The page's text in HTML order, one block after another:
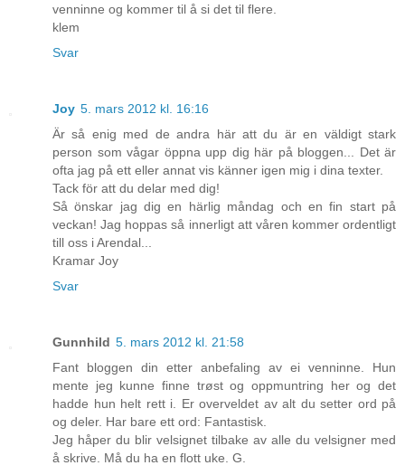
venninne og kommer til å si det til flere.
klem
Svar
Joy 5. mars 2012 kl. 16:16
Är så enig med de andra här att du är en väldigt stark
person som vågar öppna upp dig här på bloggen... Det är
ofta jag på ett eller annat vis känner igen mig i dina texter.
Tack för att du delar med dig!
Så önskar jag dig en härlig måndag och en fin start på
veckan! Jag hoppas så innerligt att våren kommer ordentligt
till oss i Arendal...
Kramar Joy
Svar
Gunnhild 5. mars 2012 kl. 21:58
Fant bloggen din etter anbefaling av ei venninne. Hun
mente jeg kunne finne trøst og oppmuntring her og det
hadde hun helt rett i. Er overveldet av alt du setter ord på
og deler. Har bare ett ord: Fantastisk.
Jeg håper du blir velsignet tilbake av alle du velsigner med
å skrive. Må du ha en flott uke. G.